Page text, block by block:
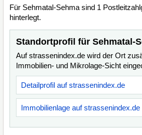
Für Sehmatal-Sehma sind 1
hinterlegt.
Standortprofil für Sehmatal-
Auf strassenindex.de wird der Ort
Immobilien- und Mikrolage-Sicht
Detailprofil auf strassenindex.de
Immobilienlage auf strassenindex.de